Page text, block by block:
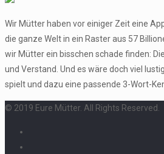
Wir Mütter haben vor einiger Zeit eine
die ganze Welt in ein Raster aus 57
wir Mütter ein bisschen schade finden:
und Verstand. Und es wäre doch viel
spielt und dazu eine passende 3-Wort-
© 2019 Eure Mütter. All Rights Reserved.